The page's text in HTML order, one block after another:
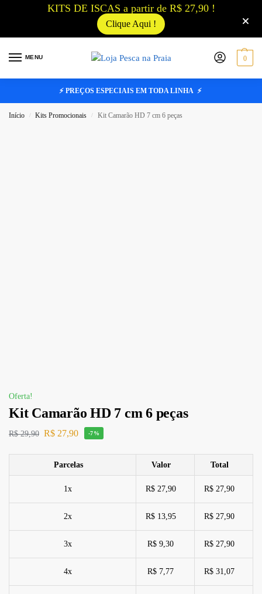
KITS DE ISCAS a partir de R$ 27,90 !
Clique Aqui !
MENU 0
⚡ PREÇOS ESPECIAIS EM TODA LINHA ⚡
Início / Kits Promocionais / Kit Camarão HD 7 cm 6 peças
Oferta!
Kit Camarão HD 7 cm 6 peças
R$29,90 R$ 27,90 -7%
Parcelas Valor Total
1x R$ 27,90 R$ 27,90
2x R$ 13,95 R$ 27,90
3x R$ 9,30 R$ 27,90
4x R$ 7,77 R$ 31,07